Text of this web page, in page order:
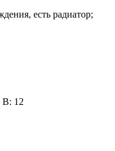
есть радиатор;
В: 12